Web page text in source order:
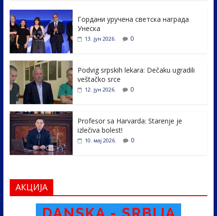
e
b
o
o
k
itt
er e
dI
e
Гордани уручена светска награда
Унеска
13. јун 2026. 0
Podvig srpskih lekara: Dečaku ugradili
veštačko srce
12. јун 2026. 0
Profesor sa Harvarda: Starenje je
izlečiva bolest!
10. мај 2026. 0
АКЦИЈА